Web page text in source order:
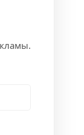
сметаны.